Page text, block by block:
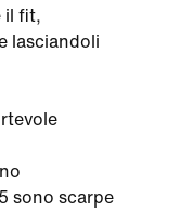
il fit,
lasciandoli
sono scarpe